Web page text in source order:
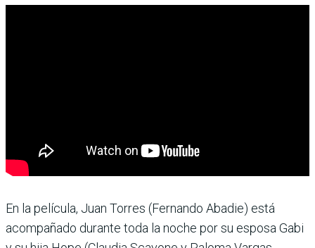
En la película, Juan Torres (Fernando Abadie) está
acompañado durante toda la noche por su esposa Gabi